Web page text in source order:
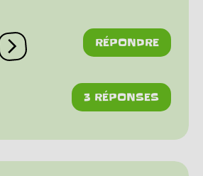
Ouvrir les réactions
RÉPONDRE
3 RÉPONSES